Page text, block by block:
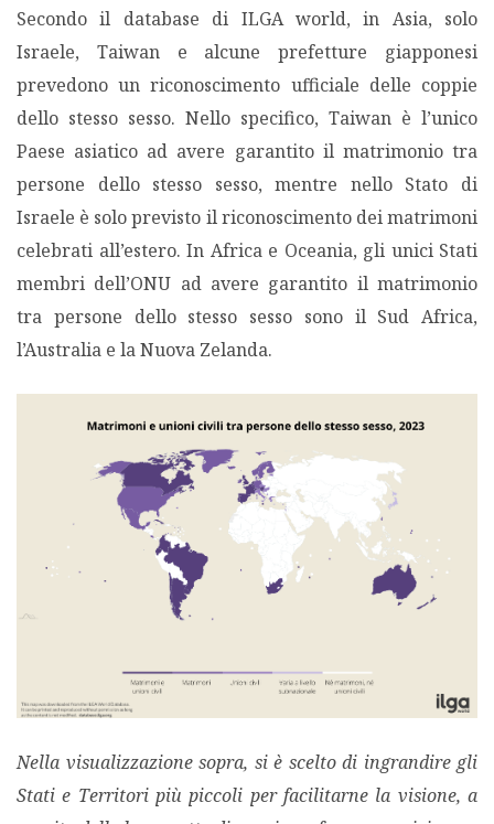
Secondo il database di ILGA world, in Asia, solo
Israele, Taiwan e alcune prefetture giapponesi
prevedono un riconoscimento ufficiale delle coppie
dello stesso sesso. Nello specifico, Taiwan è l’unico
Paese asiatico ad avere garantito il matrimonio tra
persone dello stesso sesso, mentre nello Stato di
Israele è solo previsto il riconoscimento dei matrimoni
celebrati all’estero. In Africa e Oceania, gli unici Stati
membri dell’ONU ad avere garantito il matrimonio
tra persone dello stesso sesso sono il Sud Africa,
l’Australia e la Nuova Zelanda.
Nella visualizzazione sopra, si è scelto di ingrandire gli
Stati e Territori più piccoli per facilitarne la visione, a